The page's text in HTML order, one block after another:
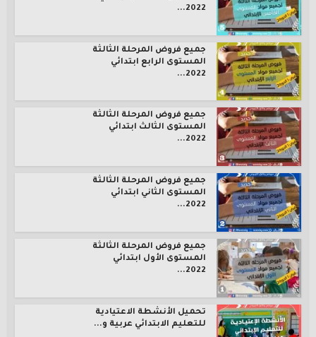
2022...
جميع فروض المرحلة الثالثة
المستوى الرابع ابتدائي
2022...
جميع فروض المرحلة الثالثة
المستوى الثالث ابتدائي
2022...
جميع فروض المرحلة الثالثة
المستوى الثاني ابتدائي
2022...
جميع فروض المرحلة الثالثة
المستوى الأول ابتدائي
2022...
تحميل الأنشطة الاعتيادية
للتعليم الابتدائي عربية و...